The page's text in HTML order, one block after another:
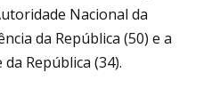
Nacional da
da República (50) e a
República (34).